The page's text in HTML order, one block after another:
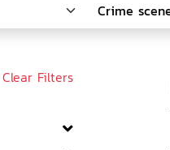
Clear Filters